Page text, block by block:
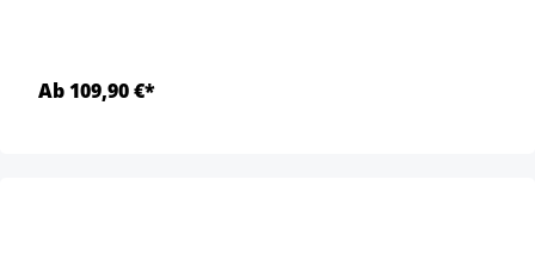
Ab 109,90 €*